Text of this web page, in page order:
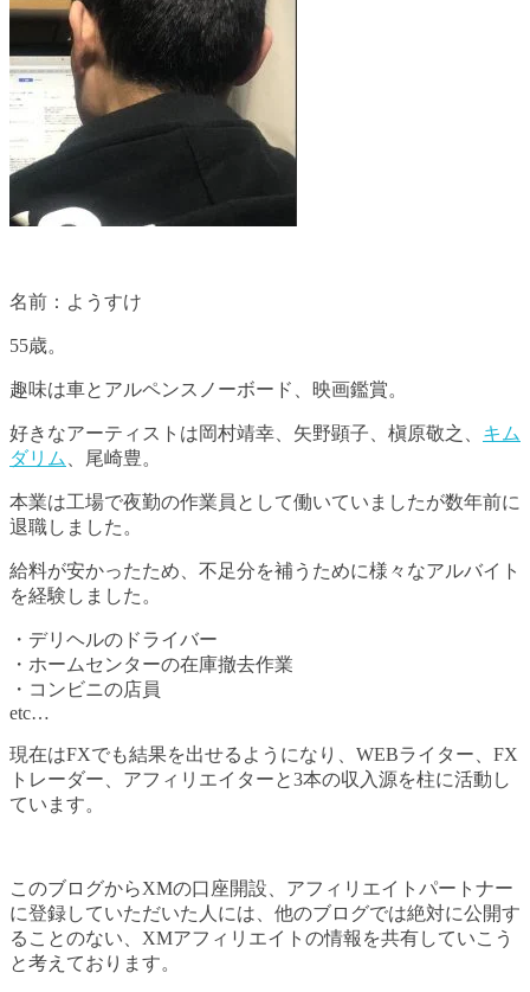
名前：ようすけ
55歳。
趣味は車とアルペンスノーボード、映画鑑賞。
好きなアーティストは岡村靖幸、矢野顕子、槇原敬之、 キム
ダリム
、尾崎豊。
本業は工場で夜勤の作業員として働いていましたが数年前に
退職しました。
給料が安かったため、不足分を補うために様々なアルバイト
を経験しました。
・デリヘルのドライバー
・ホームセンターの在庫撤去作業
・コンビニの店員
etc…
現在はFXでも結果を出せるようになり、WEBライター、FX
トレーダー、アフィリエイターと3本の収入源を柱に活動し
ています。
このブログからXMの口座開設、アフィリエイトパートナー
に登録していただいた人には、他のブログでは絶対に公開す
ることのない、XMアフィリエイトの情報を共有していこう
と考えております。